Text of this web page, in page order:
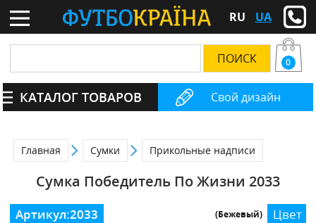
RU UA
Свой дизайн
0
КАТАЛОГ ТОВАРОВ
Главная Сумки Прикольные надписи
Сумка Победитель По Жизни 2033
Цвет
(Бежевый)
Артикул:2033